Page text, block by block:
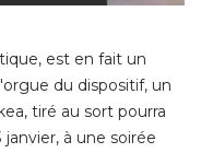
est en fait un
du dispositif, un
tiré au sort pourra
à une soirée